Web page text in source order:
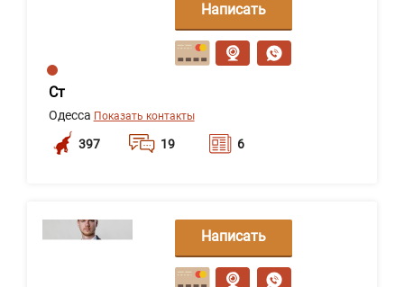
Ст
Одесса Показать контакты
397 19 6
Написать
сообщение
Написать
сообщение